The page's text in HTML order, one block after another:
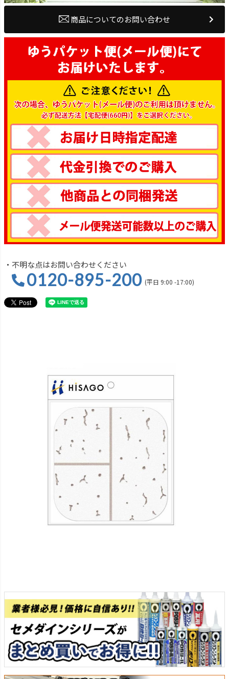
商品についてのお問い合わせ
・不明な点はお問い合わせください
0120-895-200 (平日 9:00 -17:00)